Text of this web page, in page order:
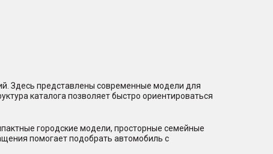
Здесь представлены современные модели для
каталога позволяет быстро ориентироваться
городские модели, просторные семейные
помогает подобрать автомобиль с